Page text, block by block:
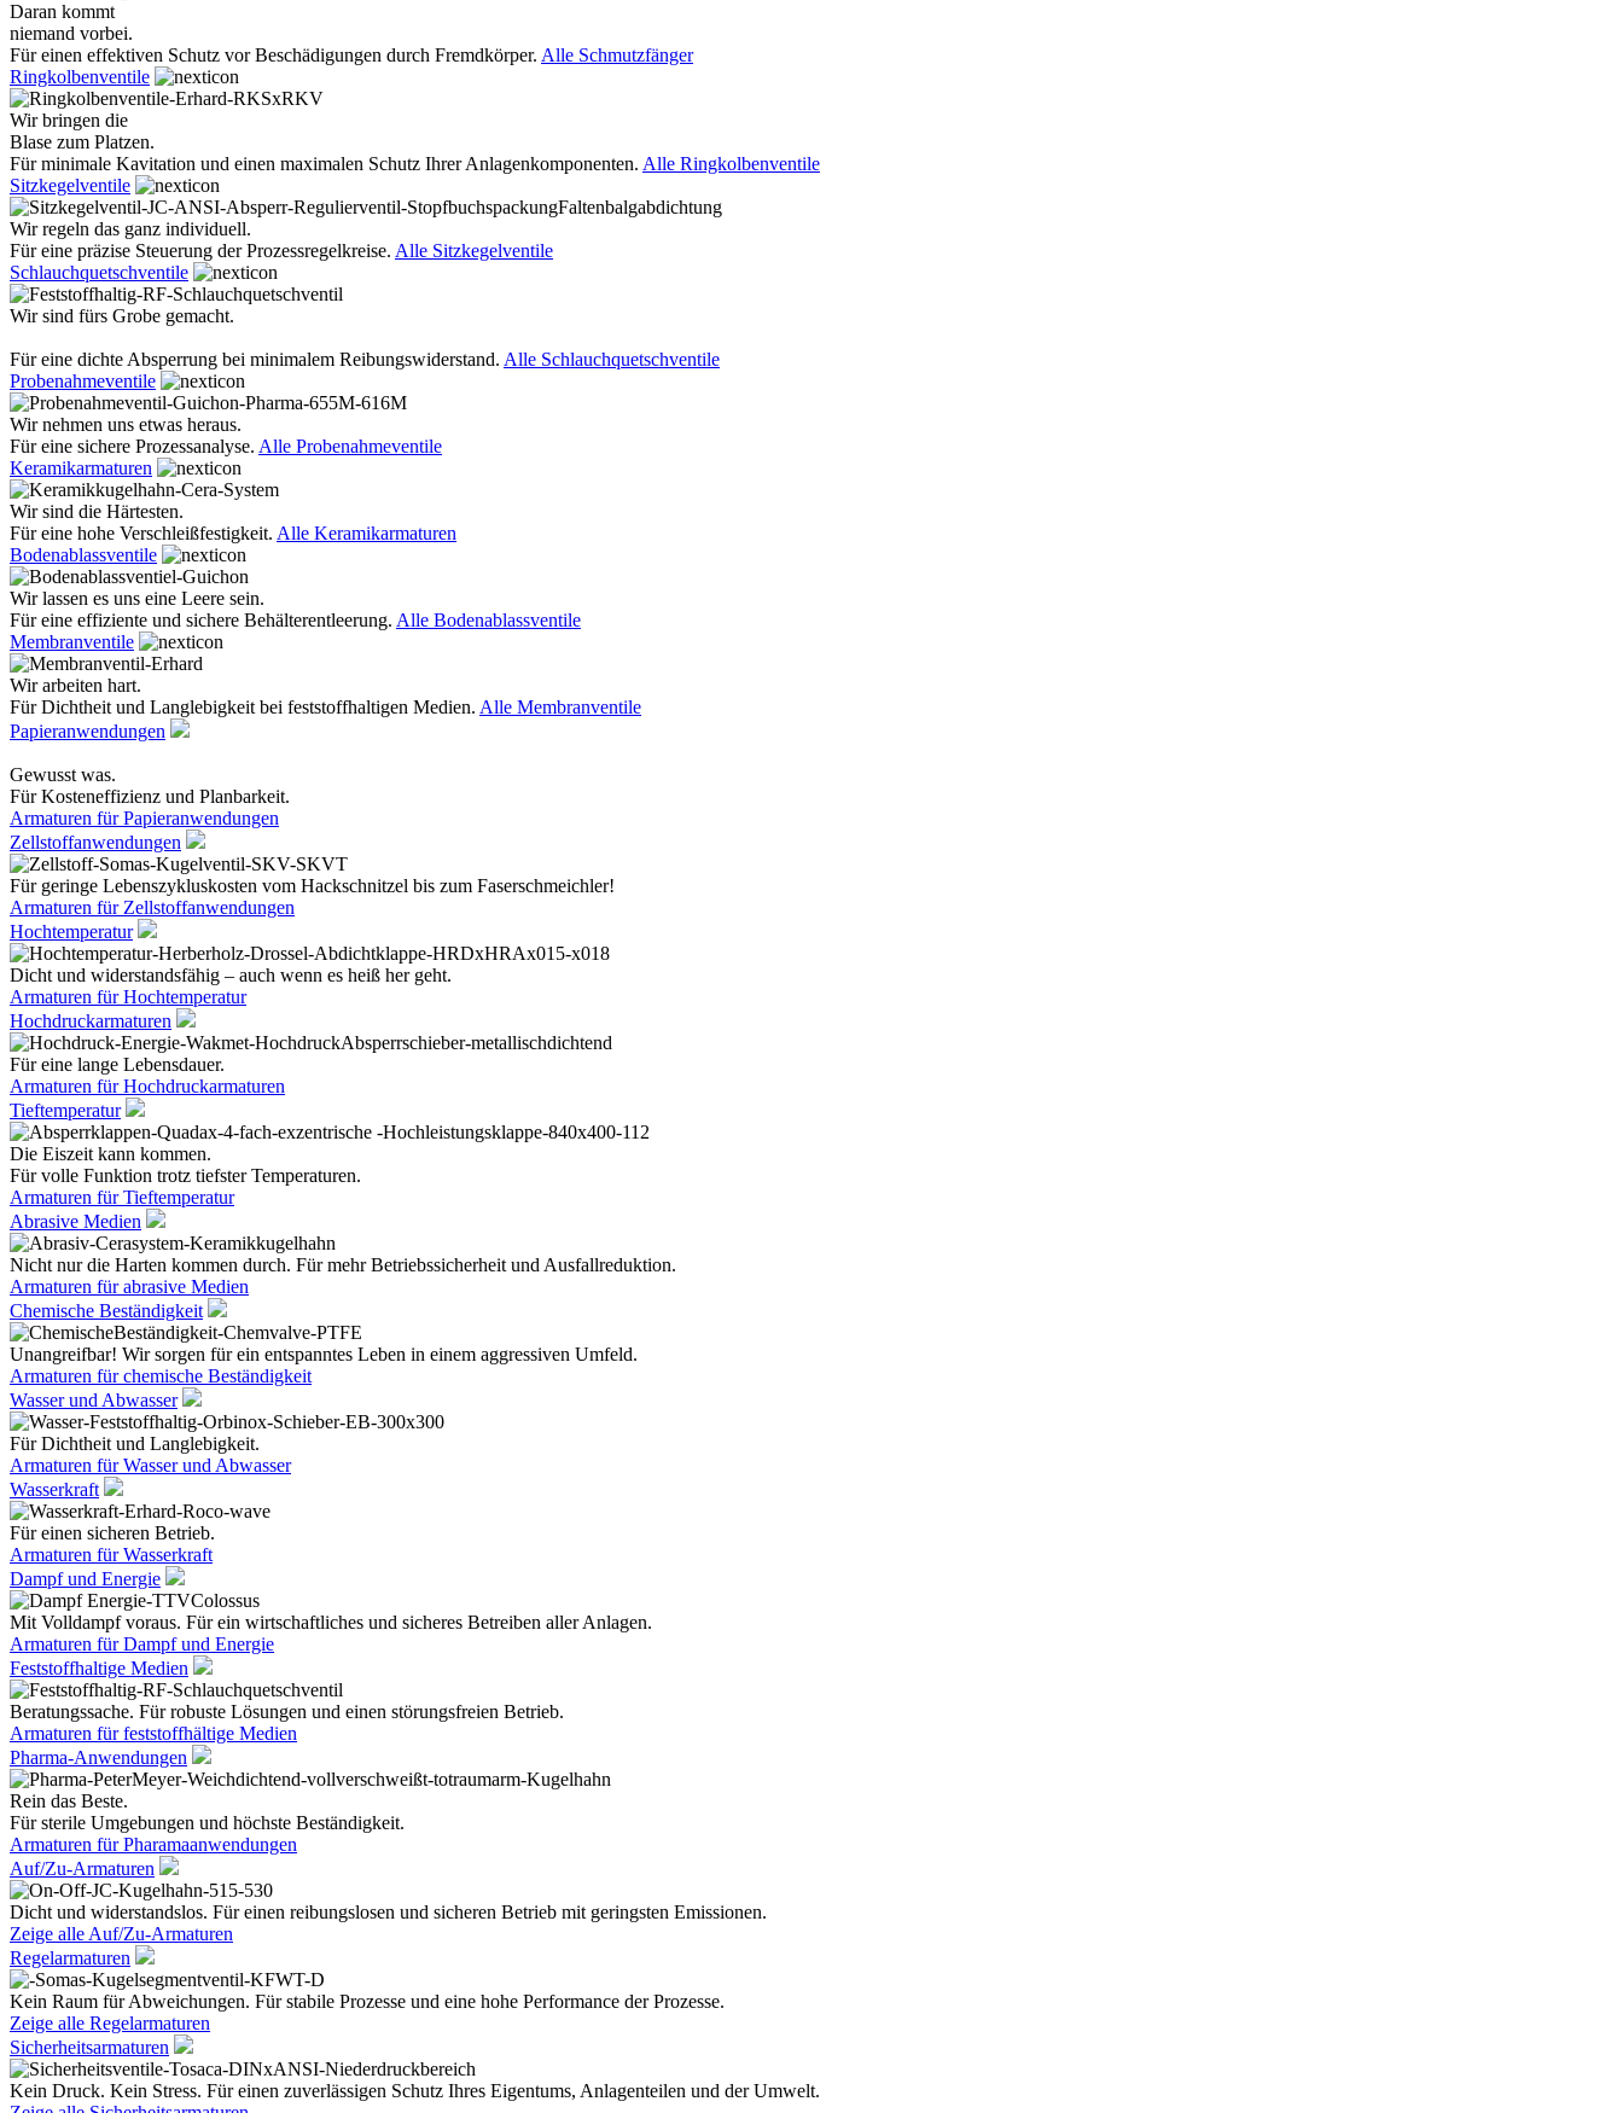
Daran kommt
niemand vorbei.
Für einen effektiven Schutz vor Beschädigungen durch Fremdkörper. Alle Schmutzfänger
Ringkolbenventile
Wir bringen die
Blase zum Platzen.
Für minimale Kavitation und einen maximalen Schutz Ihrer Anlagenkomponenten. Alle Ringkolbenventile
Sitzkegelventile
Wir regeln das ganz individuell.
Für eine präzise Steuerung der Prozessregelkreise. Alle Sitzkegelventile
Schlauchquetschventile
Wir sind fürs Grobe gemacht.
Für eine dichte Absperrung bei minimalem Reibungswiderstand. Alle Schlauchquetschventile
Probenahmeventile
Wir nehmen uns etwas heraus.
Für eine sichere Prozessanalyse. Alle Probenahmeventile
Keramikarmaturen
Wir sind die Härtesten.
Für eine hohe Verschleißfestigkeit. Alle Keramikarmaturen
Bodenablassventile
Wir lassen es uns eine Leere sein.
Für eine effiziente und sichere Behälterentleerung. Alle Bodenablassventile
Membranventile
Wir arbeiten hart.
Für Dichtheit und Langlebigkeit bei feststoffhaltigen Medien. Alle Membranventile
Papieranwendungen
Gewusst was.
Für Kosteneffizienz und Planbarkeit.
Armaturen für Papieranwendungen
Zellstoffanwendungen
Für geringe Lebenszykluskosten vom Hackschnitzel bis zum Faserschmeichler!
Armaturen für Zellstoffanwendungen
Hochtemperatur
Dicht und widerstandsfähig – auch wenn es heiß her geht.
Armaturen für Hochtemperatur
Hochdruckarmaturen
Für eine lange Lebensdauer.
Armaturen für Hochdruckarmaturen
Tieftemperatur
Die Eiszeit kann kommen.
Für volle Funktion trotz tiefster Temperaturen.
Armaturen für Tieftemperatur
Abrasive Medien
Nicht nur die Harten kommen durch. Für mehr Betriebssicherheit und Ausfallreduktion.
Armaturen für abrasive Medien
Chemische Beständigkeit
Unangreifbar! Wir sorgen für ein entspanntes Leben in einem aggressiven Umfeld.
Armaturen für chemische Beständigkeit
Wasser und Abwasser
Für Dichtheit und Langlebigkeit.
Armaturen für Wasser und Abwasser
Wasserkraft
Für einen sicheren Betrieb.
Armaturen für Wasserkraft
Dampf und Energie
Mit Volldampf voraus. Für ein wirtschaftliches und sicheres Betreiben aller Anlagen.
Armaturen für Dampf und Energie
Feststoffhaltige Medien
Beratungssache. Für robuste Lösungen und einen störungsfreien Betrieb.
Armaturen für feststoffhältige Medien
Pharma-Anwendungen
Rein das Beste.
Für sterile Umgebungen und höchste Beständigkeit.
Armaturen für Pharamaanwendungen
Auf/Zu-Armaturen
Dicht und widerstandslos. Für einen reibungslosen und sicheren Betrieb mit geringsten Emissionen.
Zeige alle Auf/Zu-Armaturen
Regelarmaturen
Kein Raum für Abweichungen. Für stabile Prozesse und eine hohe Performance der Prozesse.
Zeige alle Regelarmaturen
Sicherheitsarmaturen
Kein Druck. Kein Stress. Für einen zuverlässigen Schutz Ihres Eigentums, Anlagenteilen und der Umwelt.